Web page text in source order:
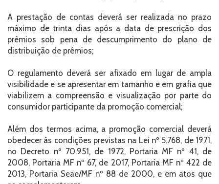
A prestação de contas deverá ser realizada no prazo
máximo de trinta dias após a data de prescrição dos
prêmios sob pena de descumprimento do plano de
distribuição de prêmios;
O regulamento deverá ser afixado em lugar de ampla
visibilidade e se apresentar em tamanho e em grafia que
viabilizem a compreensão e visualização por parte do
consumidor participante da promoção comercial;
Além dos termos acima, a promoção comercial deverá
obedecer às condições previstas na Lei nº 5.768, de 1971,
no Decreto nº 70.951, de 1972, Portaria MF nº 41, de
2008, Portaria MF nº 67, de 2017, Portaria MF nº 422 de
2013, Portaria Seae/MF nº 88 de 2000, e em atos que